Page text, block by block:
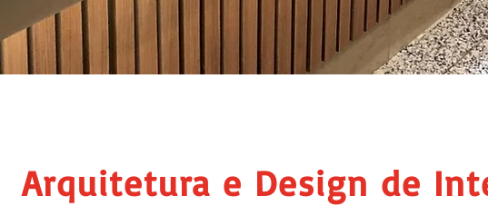
Arquitetura e Design de